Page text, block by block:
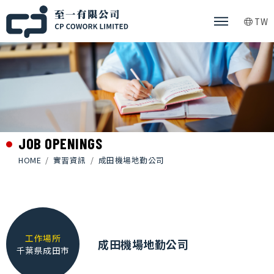
TW
JOB OPENINGS
HOME 實習資訊 成田機場地勤公司
工作場所
千葉県成田市
成田機場地勤公司